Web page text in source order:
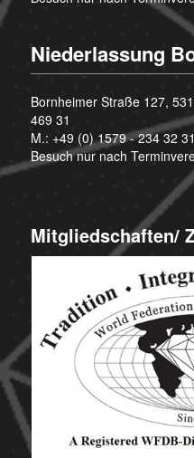
Niederlassung
Bornheimer Straße 127,
469 31
M.: +49 (0) 1579 - 234 32 31
Besuch nur nach
Mitgliedschaften/